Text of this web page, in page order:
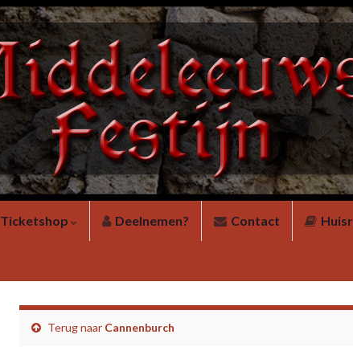
Ticketshop Deelnemen? Contact
Terug naar Cannenburch